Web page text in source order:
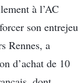
à l’AC
son entrejeu
Rennes, a
d’achat de 10